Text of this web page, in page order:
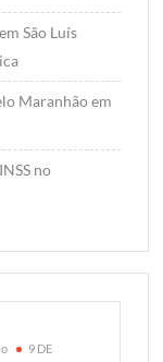
São Luís
Maranhão em
no
9 DE